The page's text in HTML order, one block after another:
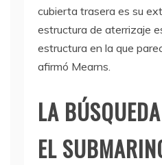
cubierta trasera es su
estructura de aterrizaje
estructura en la que
afirmó Mearns.
LA
EL